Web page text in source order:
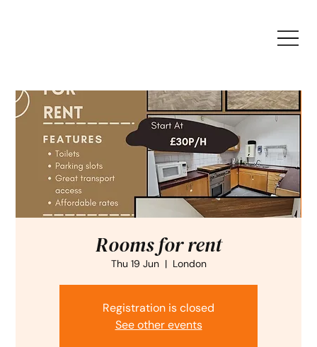
Rooms for rent
Thu 19 Jun
  |
London
Registration is closed
See other events